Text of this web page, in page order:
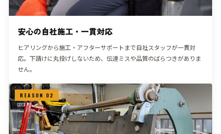
安心の自社施工・一貫対応
ヒアリングから施工・アフターサポートまで自社スタッフが一貫対
応。下請けに丸投げしないため、伝達ミスや品質のばらつきがありま
せん。
REASON 02